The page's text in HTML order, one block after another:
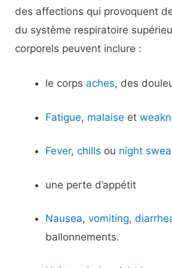
des affections qui provoquent
du système respiratoire
corporels peuvent inclure :
le corps aches, des
Fatigue, malaise et
Fever,chills ou night
une perte d’appétit
Nausea,vomiting,
ballonnements.